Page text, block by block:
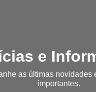
e
as últimas novidades
importantes.